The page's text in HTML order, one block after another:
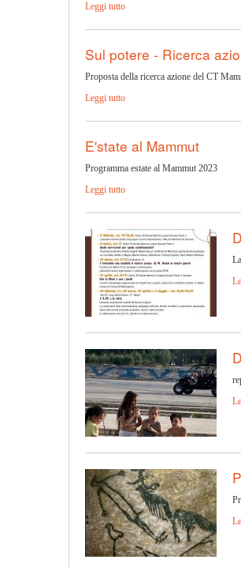
Leggi tutto
Sul potere - Ricerca
Proposta della ricerca azione del CT
Leggi tutto
E'state al Mammut
Programma estate al Mammut 2023
Leggi tutto